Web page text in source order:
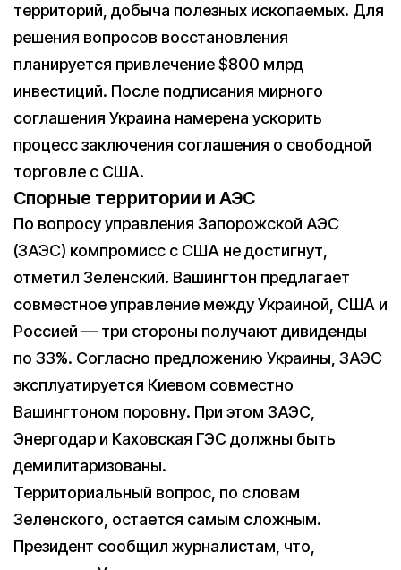
территорий, добыча полезных ископаемых. Для
решения вопросов восстановления
планируется привлечение $800 млрд
инвестиций. После подписания мирного
соглашения Украина намерена ускорить
процесс заключения соглашения о свободной
торговле с США.
Спорные территории и АЭС
По вопросу управления Запорожской АЭС
(ЗАЭС) компромисс с США не достигнут,
отметил Зеленский. Вашингтон предлагает
совместное управление между Украиной, США и
Россией — три стороны получают дивиденды
по 33%. Согласно предложению Украины, ЗАЭС
эксплуатируется Киевом совместно
Вашингтоном поровну. При этом ЗАЭС,
Энергодар и Каховская ГЭС должны быть
демилитаризованы.
Территориальный вопрос, по словам
Зеленского, остается самым сложным.
Президент сообщил журналистам, что,